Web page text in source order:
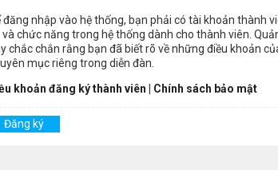
đăng nhập vào hệ thống, bạn phải có tài khoản thành
và chức năng trong hệ thống dành cho thành viên.
chắc chắn rằng bạn đã biết rõ về những điều khoản
mục riêng trong diễn đàn.
khoản đăng ký thành viên
Chính sách bảo mật
Đăng ký